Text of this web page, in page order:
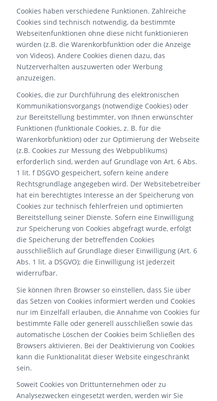
Cookies haben verschiedene Funktionen. Zahlreiche
Cookies sind technisch notwendig, da bestimmte
Webseitenfunktionen ohne diese nicht funktionieren
würden (z.B. die Warenkorbfunktion oder die Anzeige
von Videos). Andere Cookies dienen dazu, das
Nutzerverhalten auszuwerten oder Werbung
anzuzeigen.
Cookies, die zur Durchführung des elektronischen
Kommunikationsvorgangs (notwendige Cookies) oder
zur Bereitstellung bestimmter, von Ihnen erwünschter
Funktionen (funktionale Cookies, z. B. für die
Warenkorbfunktion) oder zur Optimierung der Webseite
(z.B. Cookies zur Messung des Webpublikums)
erforderlich sind, werden auf Grundlage von Art. 6 Abs.
1 lit. f DSGVO gespeichert, sofern keine andere
Rechtsgrundlage angegeben wird. Der Websitebetreiber
hat ein berechtigtes Interesse an der Speicherung von
Cookies zur technisch fehlerfreien und optimierten
Bereitstellung seiner Dienste. Sofern eine Einwilligung
zur Speicherung von Cookies abgefragt wurde, erfolgt
die Speicherung der betreffenden Cookies
ausschließlich auf Grundlage dieser Einwilligung (Art. 6
Abs. 1 lit. a DSGVO); die Einwilligung ist jederzeit
widerrufbar.
Sie können Ihren Browser so einstellen, dass Sie über
das Setzen von Cookies informiert werden und Cookies
nur im Einzelfall erlauben, die Annahme von Cookies für
bestimmte Fälle oder generell ausschließen sowie das
automatische Löschen der Cookies beim Schließen des
Browsers aktivieren. Bei der Deaktivierung von Cookies
kann die Funktionalität dieser Website eingeschränkt
sein.
Soweit Cookies von Drittunternehmen oder zu
Analysezwecken eingesetzt werden, werden wir Sie